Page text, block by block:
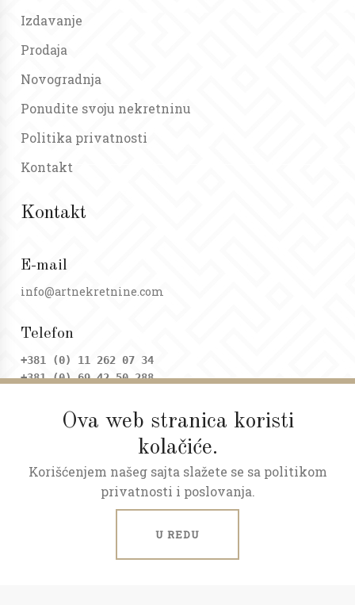
Ova web stranica koristi
kolačiće.
Korišćenjem našeg sajta slažete se sa politikom
privatnosti i poslovanja.
U REDU
Izdavanje
Prodaja
Novogradnja
Ponudite svoju nekretninu
Politika privatnosti
Kontakt
Kontakt
E-mail
info@artnekretnine.com
Telefon
+381 (0) 11 262 07 34
+381 (0) 69 42 50 288
Adresa
Dositejeva 9, Trg republike
Radno vreme
Ponedeljak - petak: 09 - 20h